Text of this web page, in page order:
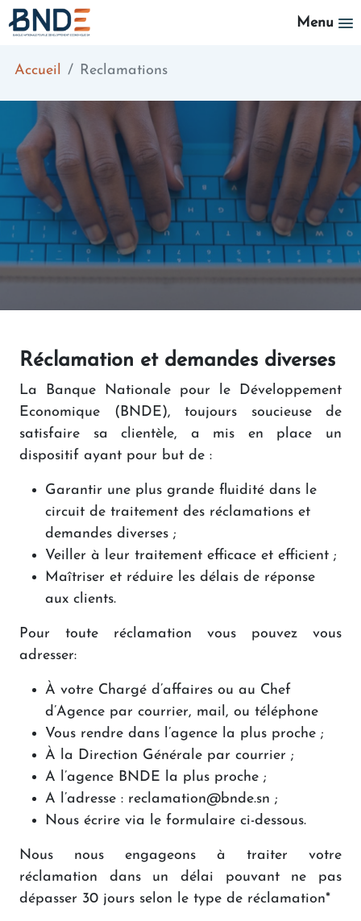
Aller au contenu principal
Menu
Accueil Reclamations
Réclamation et demandes diverses
La Banque Nationale pour le Développement
Economique (BNDE), toujours soucieuse de
satisfaire sa clientèle, a mis en place un
dispositif ayant pour but de :
Garantir une plus grande fluidité dans le
circuit de traitement des réclamations et
demandes diverses ;
Veiller à leur traitement efficace et efficient ;
Maîtriser et réduire les délais de réponse
aux clients.
Pour toute réclamation vous pouvez vous
adresser:
À votre Chargé d’affaires ou au Chef
d’Agence par courrier, mail, ou téléphone
Vous rendre dans l’agence la plus proche ;
À la Direction Générale par courrier ;
A l’agence BNDE la plus proche ;
A l’adresse : reclamation@bnde.sn ;
Nous écrire via le formulaire ci-dessous.
Nous nous engageons à traiter votre
réclamation dans un délai pouvant ne pas
dépasser 30 jours selon le type de réclamation*